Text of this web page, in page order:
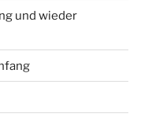
und wieder